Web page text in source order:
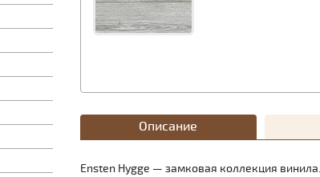
Описание
Ensten Hygge — замковая коллекция